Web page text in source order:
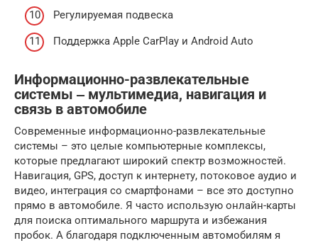
Регулируемая подвеска
Поддержка Apple CarPlay и Android Auto
Информационно-развлекательные
системы ‒ мультимедиа, навигация и
связь в автомобиле
Современные информационно-развлекательные
системы – это целые компьютерные комплексы,
которые предлагают широкий спектр возможностей.
Навигация, GPS, доступ к интернету, потоковое аудио и
видео, интеграция со смартфонами – все это доступно
прямо в автомобиле. Я часто использую онлайн-карты
для поиска оптимального маршрута и избежания
пробок. А благодаря подключенным автомобилям я